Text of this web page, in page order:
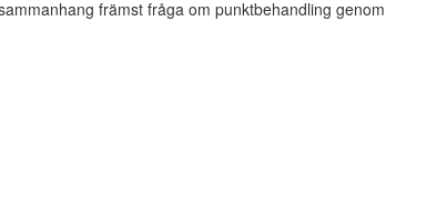
främst fråga om punktbehandling genom